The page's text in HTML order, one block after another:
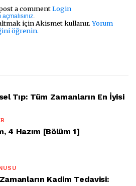
a commentLogin
.
için Akismet kullanır. Yorum
öğrenin.
Tıp: Tüm Zamanların En İyisi
4 Hazım [Bölüm 1]
Kadim Tedavisi: